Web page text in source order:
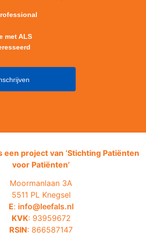
met ALS
een project van ‘Stichting Patiënten
voor Patiënten’
Moormanlaan 3A
5511 PL Knegsel
E: info@leefals.nl
KVK: 93959672
RSIN: 866587147